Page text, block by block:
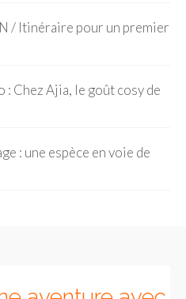
/ Itinéraire pour un premier
: Chez Ajia, le goût cosy de
: une espèce en voie de